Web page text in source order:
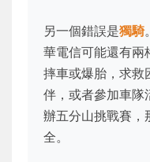
另一個錯誤是獨騎
華電信可能還有兩
摔車或爆胎，求救
伴，或者參加車隊
辦五分山挑戰賽，
全。